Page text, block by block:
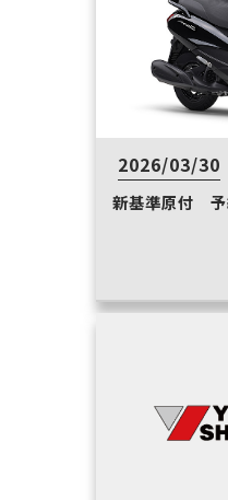
2026/03/30
新基準原付 予